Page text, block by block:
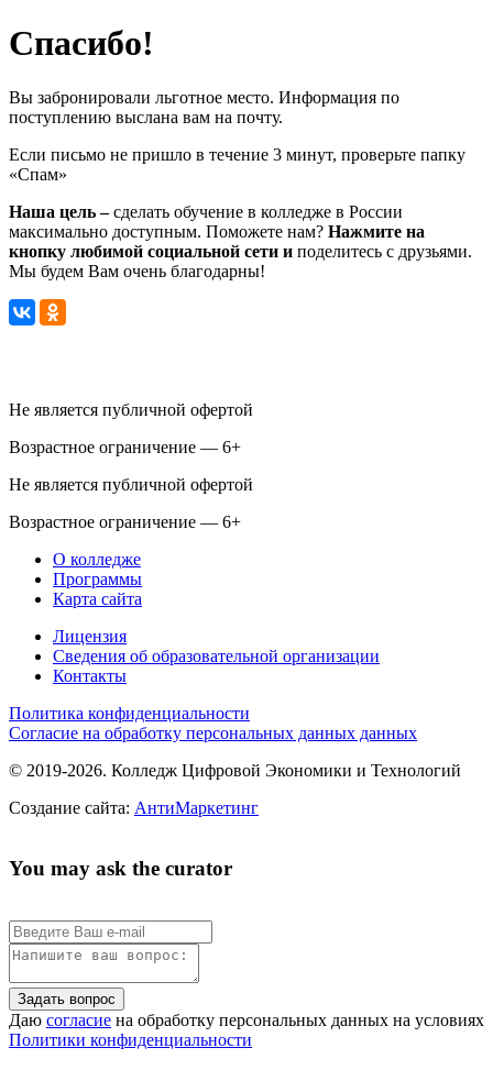
Спасибо!
Вы забронировали льготное место. Информация по
поступлению выслана вам на почту.
Если письмо не пришло в течение 3 минут, проверьте папку
«Спам»
Наша цель –сделать обучение в колледже в России
максимально доступным. Поможете нам? Нажмите на
кнопку любимой социальной сети и поделитесь с друзьями.
Мы будем Вам очень благодарны!
Не является публичной офертой
Возрастное ограничение — 6+
Не является публичной офертой
Возрастное ограничение — 6+
О колледже
Программы
Карта сайта
Лицензия
Сведения об образовательной организации
Контакты
Политика конфиденциальности
Согласие на обработку персональных данных данных
© 2019-2026. Колледж Цифровой Экономики и Технологий
Создание сайта: АнтиМаркетинг
You may ask the curator
Задать вопрос
Даю согласие на обработку персональных данных на условиях
Политики конфиденциальности